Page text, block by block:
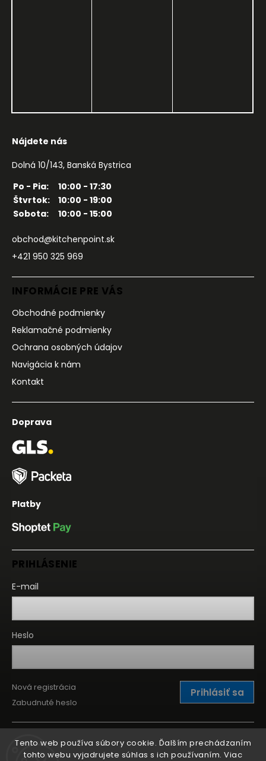
Tento web používa súbory cookie. Ďalším prechádzaním
tohto webu vyjadrujete súhlas s ich používaním. Viac
Nájdete nás
Dolná 10/143, Banská Bystrica
Po - Pia:
10:00 - 17:30
Štvrtok:
10:00 - 19:00
Sobota:
10:00 - 15:00
obchod@kitchenpoint.sk
+421 950 325 969
INFORMÁCIE PRE VÁS
Obchodné podmienky
Reklamačné podmienky
Ochrana osobných údajov
Navigácia k nám
Kontakt
Doprava
Platby
PRIHLÁSENIE
E-mail
Heslo
Prihlásiť sa
Nová registrácia
Zabudnuté heslo